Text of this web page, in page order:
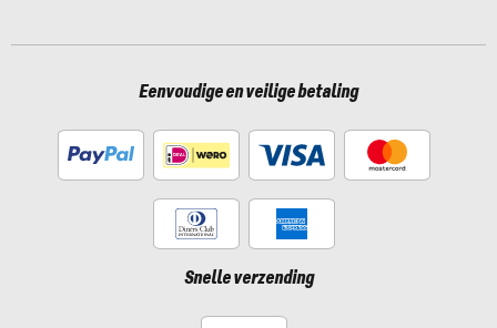
Eenvoudige en veilige betaling
Snelle verzending